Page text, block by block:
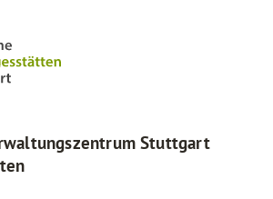
Stuttgart